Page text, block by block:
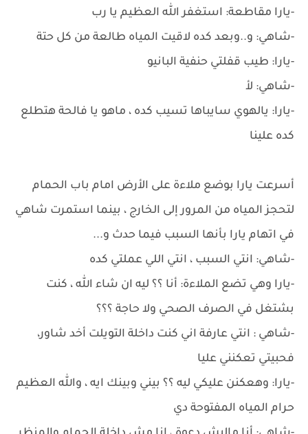
-يارا مقاطعة: استغفر الله العظيم يا رب
-شاهي: و..وبعد كده لاقيت المياه طالعة من كل حتة
-يارا: طيب قفلتي حنفية البانيو
-شاهي: لأ
-يارا: يالهوي سايباها تسيب كده ، ماهو يا فالحة هتطلع
كده علينا
أسرعت يارا بوضع ملاءة على الأرض امام باب الحمام
لتحجز المياه من المرور إلى الخارج ، بينما استمرت شاهي
في اتهام يارا بأنها السبب فيما حدث و...
-شاهي: انتي السبب ، انتي اللي عملتي كده
-يارا وهي تضع الملاءة: أنا ؟؟ ليه ان شاء الله ، كنت
بشتغل في الصرف الصحي ولا حاجة ؟؟؟
-شاهي : انتي عارفة اني كنت داخلة التويلت أخد شاور،
فحبيتي تعكنني عليا
-يارا: وهعكنن عليكي ليه ؟؟ بيني وبينك ايه ، والله العظيم
حرام المياه المفتوحة دي